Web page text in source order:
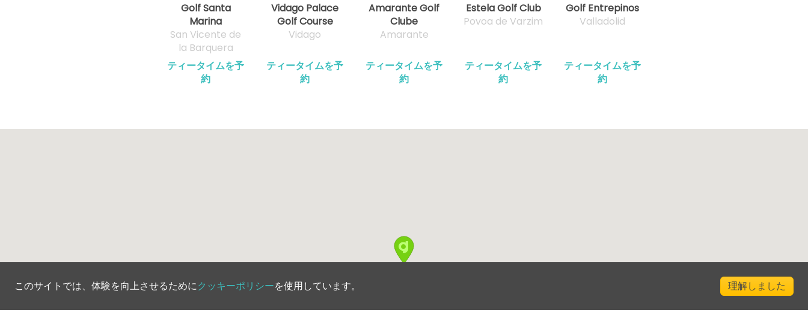
Golf Santa
Marina
San Vicente de
la Barquera
ティータイムを予
約
Vidago Palace
Golf Course
Vidago
ティータイムを予
約
Amarante Golf
Clube
Amarante
ティータイムを予
約
Estela Golf Club
Povoa de Varzim
ティータイムを予
約
Golf Entrepinos
Valladolid
ティータイムを予
約
このサイトでは、体験を向上させるためにクッキーポリシーを使用しています。 理解しました